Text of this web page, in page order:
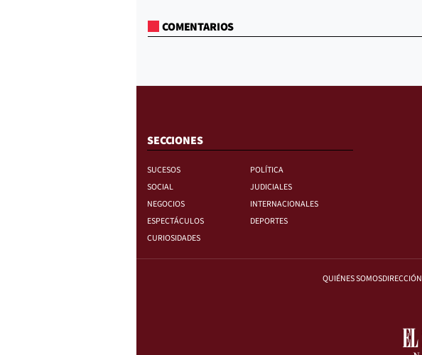
COMENTARIOS
SECCIONES
SUCESOS
POLÍTICA
SOCIAL
JUDICIALES
NEGOCIOS
INTERNACIONALES
ESPECTÁCULOS
DEPORTES
CURIOSIDADES
QUIÉNES SOMOSDIRECCIÓN